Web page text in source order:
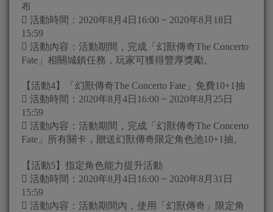
布
 活動時間：2020年8月4日16:00 ~ 2020年8月18日
15:59
 活動內容：活動期間，完成「幻獸傳奇The Concerto
Fate」相關城鎮任務，玩家可獲得豐厚獎勵。
【活動4】「幻獸傳奇The Concerto Fate」免費10+1抽
 活動時間：2020年8月4日16:00 ~ 2020年8月25日
15:59
 活動內容：活動期間，完成「幻獸傳奇The Concerto
Fate」所有關卡，贈送幻獸傳奇限定角色池10+1抽。
【活動5】指定角色能力提升活動
 活動時間：2020年8月4日16:00 ~ 2020年8月31日
15:59
 活動內容：活動期間內，使用「幻獸傳奇」限定角